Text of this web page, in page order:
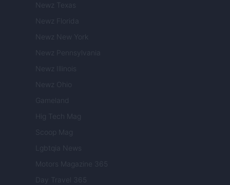
Newz Texas
Newz Florida
Newz New York
Newz Pennsylvania
Newz Illinois
Newz Ohio
Gameland
Hig Tech Mag
Scoop Mag
Lgbtqia News
Motors Magazine 365
Day Travel 365